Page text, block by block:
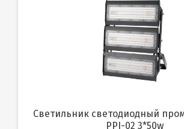
Светильник светодиодный промышленный
PPI-02 3*50w